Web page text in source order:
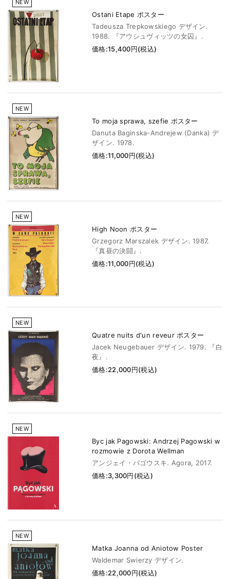
NEW
Ostani Etape ポスター
Tadeusza Trepkowskiego デザイン.
1988. 『アウシュヴィッツの女囚』.
価格:15,400円(税込)
NEW
To moja sprawa, szefie ポスター
Danuta Baginska-Andrejew (Danka) デ
ザイン. 1978.
価格:11,000円(税込)
NEW
High Noon ポスター
Grzegorz Marszalek デザイン. 1987.
『真昼の決闘』.
価格:11,000円(税込)
NEW
Quatre nuits d'un reveur ポスター
Jacek Neugebauer デザイン. 1979. 『白
夜』.
価格:22,000円(税込)
NEW
Byc jak Pagowski: Andrzej Pagowski w
rozmowie z Dorota Wellman
アンジェイ・パゴウスキ. Agora, 2017.
価格:3,300円(税込)
NEW
Matka Joanna od Aniotow Poster
Waldemar Swierzy デザイン.
価格:22,000円(税込)